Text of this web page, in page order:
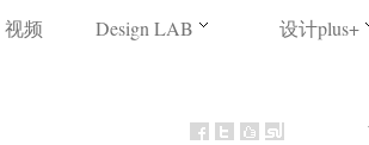
视频 Design LAB 设计plus+